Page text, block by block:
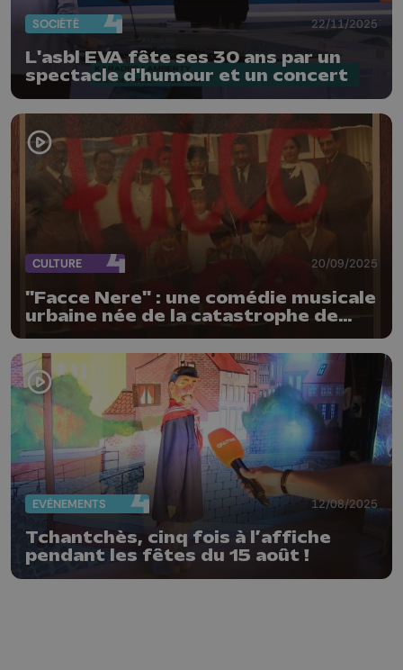
SOCIÉTÉ 22/11/2025
L'asbl EVA fête ses 30 ans par un
spectacle d'humour et un concert
CULTURE 20/09/2025
"Facce Nere" : une comédie musicale
urbaine née de la catastrophe de
Marcinelle
EVÈNEMENTS 12/08/2025
Tchantchès, cinq fois à l’affiche
pendant les fêtes du 15 août !